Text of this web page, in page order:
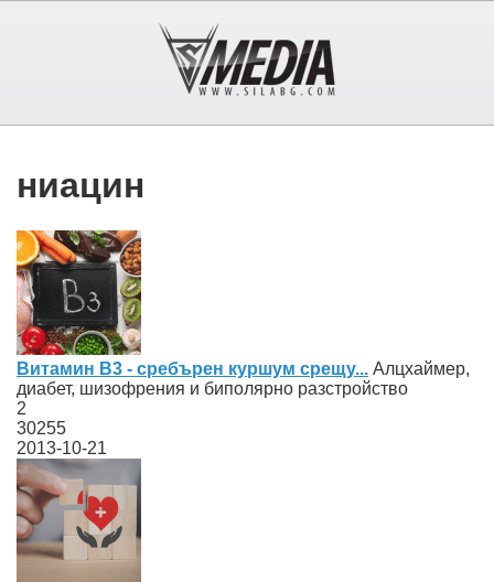
ниацин
Витамин B3 - сребърен куршум срещу... Алцхаймер,
диабет, шизофрения и биполярно разстройство
2
30255
2013-10-21